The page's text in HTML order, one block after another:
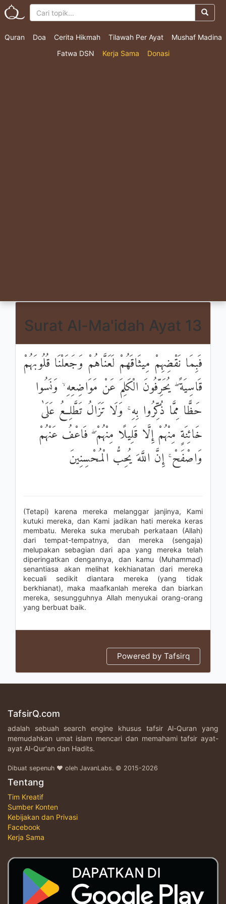
Quran Doa Cerita Hikmah Tilawah Per Ayat
Mushaf Madina
Fatwa DSN
Kerja Sama Donasi
Surat Al-Ma'idah Ayat 13
فَبِمَا نَقْضِهِمْ مِيثَاقَهُمْ لَعَنَّاهُمْ وَجَعَلْنَا قُلُوبَهُمْ
قَاسِيَةً ۖ يُحَرِّفُونَ الْكَلِمَ عَنْ مَوَاضِعِهِ ۙ وَنَسُوا
حَظًّا مِمَّا ذُكِّرُوا بِهِ ۚ وَلَا تَزَالُ تَطَّلِعُ عَلَىٰ
خَائِنَةٍ مِنْهُمْ إِلَّا قَلِيلًا مِنْهُمْ ۖ فَاعْفُ عَنْهُمْ
وَاصْفَحْ ۚ إِنَّ اللَّهَ يُحِبُّ الْمُحْسِنِينَ
(Tetapi) karena mereka melanggar janjinya, Kami
kutuki mereka, dan Kami jadikan hati mereka keras
membatu. Mereka suka merubah perkataan (Allah)
dari tempat-tempatnya, dan mereka (sengaja)
melupakan sebagian dari apa yang mereka telah
diperingatkan dengannya, dan kamu (Muhammad)
senantiasa akan melihat kekhianatan dari mereka
kecuali sedikit diantara mereka (yang tidak
berkhianat), maka maafkanlah mereka dan biarkan
mereka, sesungguhnya Allah menyukai orang-orang
yang berbuat baik.
Powered by Tafsirq
TafsirQ.com
adalah sebuah search engine khusus tafsir Al-Quran yang
memudahkan umat islam mencari dan memahami tafsir ayat-
ayat Al-Qur'an dan Hadits.
Dibuat sepenuh ♥ oleh JavanLabs. © 2015-2026
Tentang
Tim Kreatif
Sumber Konten
Kebijakan dan Privasi
Facebook
Kerja Sama